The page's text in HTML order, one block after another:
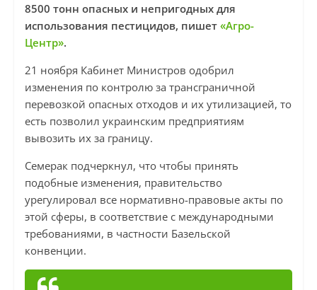
8500 тонн опасных и непригодных для
использования пестицидов, пишет «Агро-
Центр».
21 ноября Кабинет Министров одобрил
изменения по контролю за трансграничной
перевозкой опасных отходов и их утилизацией, то
есть позволил украинским предприятиям
вывозить их за границу.
Семерак подчеркнул, что чтобы принять
подобные изменения, правительство
урегулировал все нормативно-правовые акты по
этой сферы, в соответствие с международными
требованиями, в частности Базельской
конвенции.